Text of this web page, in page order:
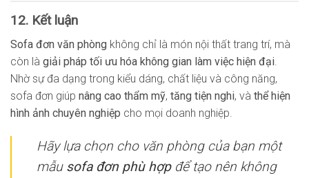
12. Kết luận
Sofa đơn văn phòng không chỉ là món nội thất trang trí, mà
còn là giải pháp tối ưu hóa không gian làm việc hiện đại.
Nhờ sự đa dạng trong kiểu dáng, chất liệu và công năng,
sofa đơn giúp nâng cao thẩm mỹ, tăng tiện nghi, và thể hiện
hình ảnh chuyên nghiệp cho mọi doanh nghiệp.
Hãy lựa chọn cho văn phòng của bạn một
mẫu sofa đơn phù hợpđể tạo nên không